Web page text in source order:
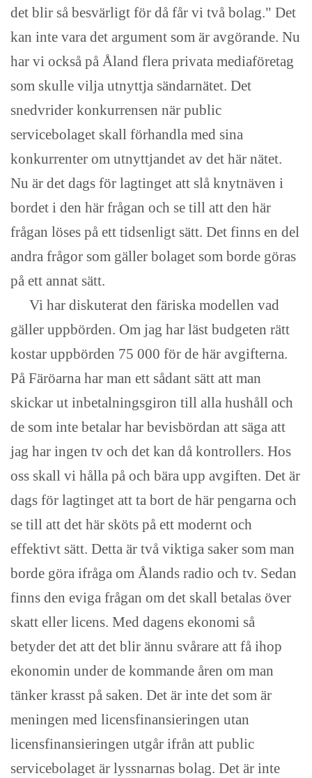
det blir så besvärligt för då får vi två bolag." Det
kan inte vara det argument som är avgörande. Nu
har vi också på Åland flera privata mediaföretag
som skulle vilja utnyttja sändarnätet. Det
snedvrider konkurrensen när public
servicebolaget skall förhandla med sina
konkurrenter om utnyttjandet av det här nätet.
Nu är det dags för lagtinget att slå knytnäven i
bordet i den här frågan och se till att den här
frågan löses på ett tidsenligt sätt. Det finns en del
andra frågor som gäller bolaget som borde göras
på ett annat sätt.
Vi har diskuterat den färiska modellen vad
gäller uppbörden. Om jag har läst budgeten rätt
kostar uppbörden 75 000 för de här avgifterna.
På Färöarna har man ett sådant sätt att man
skickar ut inbetalningsgiron till alla hushåll och
de som inte betalar har bevisbördan att säga att
jag har ingen tv och det kan då kontrollers. Hos
oss skall vi hålla på och bära upp avgiften. Det är
dags för lagtinget att ta bort de här pengarna och
se till att det här sköts på ett modernt och
effektivt sätt. Detta är två viktiga saker som man
borde göra ifråga om Ålands radio och tv. Sedan
finns den eviga frågan om det skall betalas över
skatt eller licens. Med dagens ekonomi så
betyder det att det blir ännu svårare att få ihop
ekonomin under de kommande åren om man
tänker krasst på saken. Det är inte det som är
meningen med licensfinansieringen utan
licensfinansieringen utgår ifrån att public
servicebolaget är lyssnarnas bolag. Det är inte